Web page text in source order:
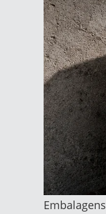
Embalagens